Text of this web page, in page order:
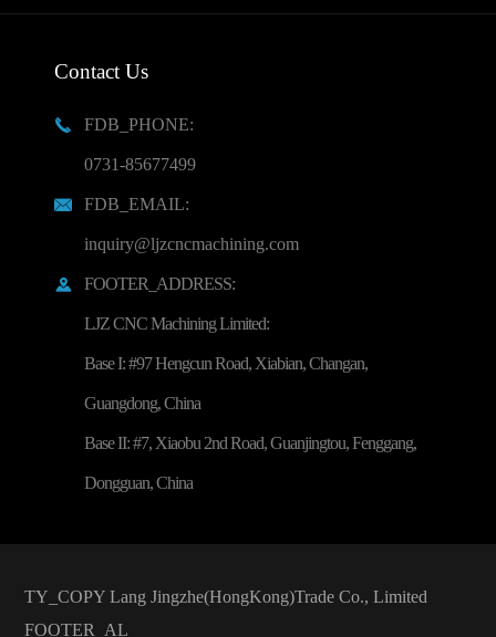
Contact Us

FDB_PHONE:
0731-85677499

FDB_EMAIL:
inquiry@ljzcncmachining.com

FOOTER_ADDRESS:
LJZ CNC Machining Limited:
Base I: #97 Hengcun Road, Xiabian, Changan,
Guangdong, China
Base II: #7, Xiaobu 2nd Road, Guanjingtou, Fenggang,
Dongguan, China
TY_COPY Lang Jingzhe(HongKong)Trade Co., Limited
FOOTER_AL